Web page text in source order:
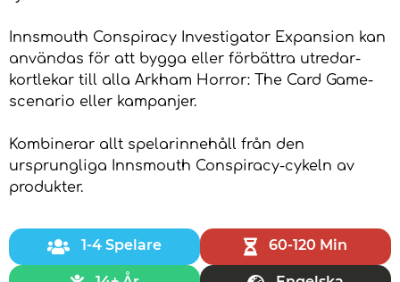
Innsmouth Conspiracy Investigator Expansion kan
användas för att bygga eller förbättra utredar-
kortlekar till alla Arkham Horror: The Card Game-
scenario eller kampanjer.
Kombinerar allt spelarinnehåll från den
ursprungliga Innsmouth Conspiracy-cykeln av
produkter.
1-4 Spelare 60-120 Min